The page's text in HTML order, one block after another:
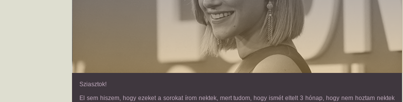
Sziasztok!
El sem hiszem, hogy ezeket a sorokat írom nektek, mert tudom, hogy ismét eltelt 3 hónap, hogy nem hoztam nektek